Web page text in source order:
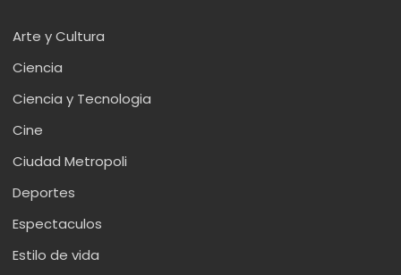
Arte y Cultura
Ciencia
Ciencia y Tecnologia
Cine
Ciudad Metropoli
Deportes
Espectaculos
Estilo de vida